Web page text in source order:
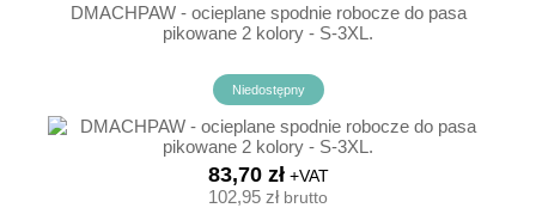
DMACHPAW - ocieplane spodnie robocze do pasa
pikowane 2 kolory - S-3XL.
Niedostępny
83,70 zł+VAT
102,95 złbrutto